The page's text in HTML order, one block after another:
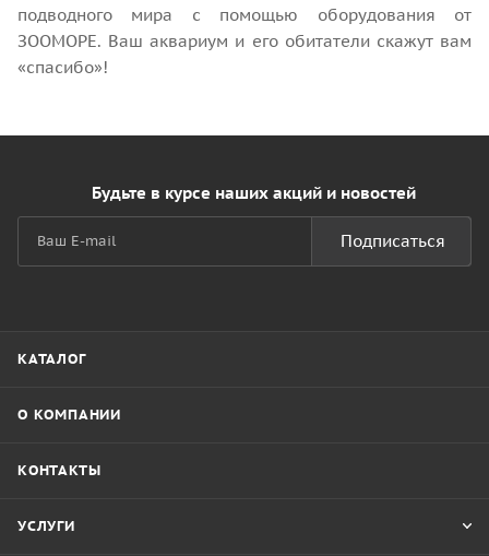
подводного мира с помощью оборудования от
ЗООМОРЕ. Ваш аквариум и его обитатели скажут вам
«спасибо»!
Будьте в курсе наших акций и новостей
Подписаться
КАТАЛОГ
О КОМПАНИИ
КОНТАКТЫ
УСЛУГИ